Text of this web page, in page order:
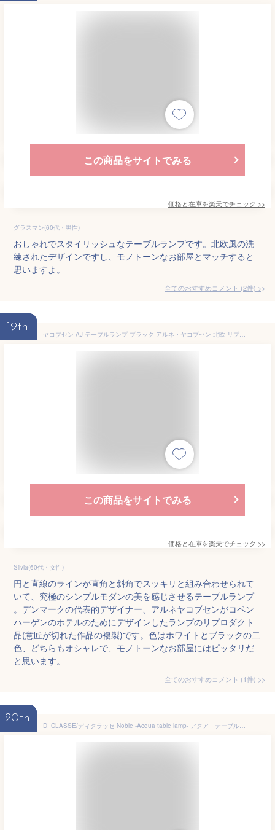
この商品をサイトでみる
価格と在庫を楽天でチェック >>
グラスマン(60代・男性)
おしゃれでスタイリッシュなテーブルランプです。北欧風の洗
練されたデザインですし、モノトーンなお部屋とマッチすると
思いますよ。
全てのおすすめコメント (2件) >
19th
ヤコブセン AJ テーブルランプ ブラック アルネ・ヤコブセン 北欧 リプロダクト 照明 テーブルライト アルネヤコブセン おしゃれ
この商品をサイトでみる
価格と在庫を楽天でチェック >>
Silvia(60代・女性)
円と直線のラインが直角と斜角でスッキリと組み合わせられて
いて、究極のシンプルモダンの美を感じさせるテーブルランプ
。デンマークの代表的デザイナー、アルネヤコブセンがコペン
ハーゲンのホテルのためにデザインしたランプのリプロダクト
品(意匠が切れた作品の複製)です。色はホワイトとブラックの二
色、どちらもオシャレで、モノトーンなお部屋にはピッタリだ
と思います。
全てのおすすめコメント (1件) >
20th
DI CLASSE/ディクラッセ Noble -Acqua table lamp- アクア テーブルランプ LT3100 LED対応 テーブルライト 卓上照明